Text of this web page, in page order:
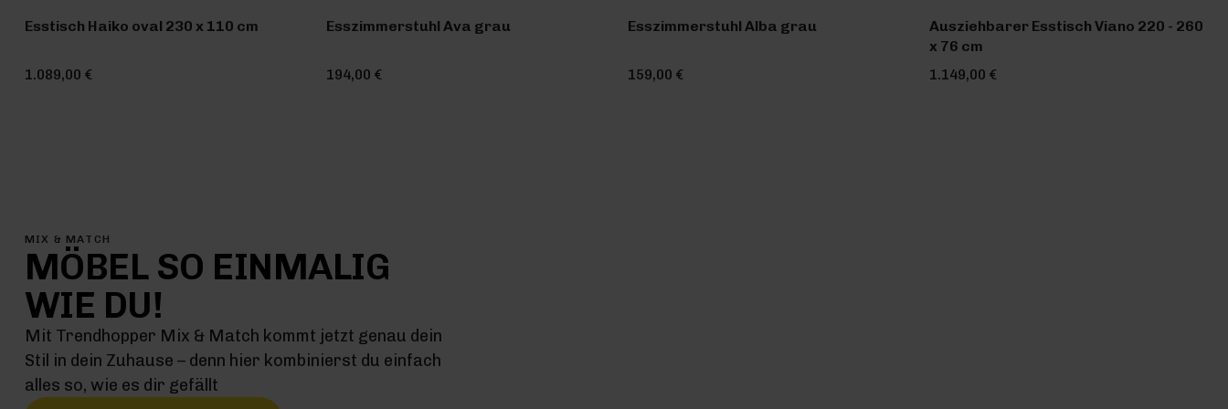
Esstisch Haiko oval 230 x 110 cm
1.089,00 €
Esszimmerstuhl Ava grau
194,00 €
Esszimmerstuhl Alba grau
159,00 €
Ausziehbarer Esstisch Viano 220 - 260
x 76 cm
1.149,00 €
MIX & MATCH
MÖBEL SO EINMALIG
WIE DU!
Mit Trendhopper Mix & Match kommt jetzt genau dein
Stil in dein Zuhause – denn hier kombinierst du einfach
alles so, wie es dir gefällt